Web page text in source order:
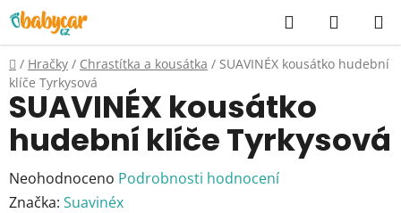
Přejít
na
obsah
Hledat
KOŠÍK
Domů
/ Hračky / Chrastítka a kousátka / SUAVINÉX kousátko hudební
klíče Tyrkysová
SUAVINÉX kousátko
hudební klíče Tyrkysová
Průměrné
hodnocení
Neohodnoceno Podrobnosti hodnocení
Značka: Suavinéx